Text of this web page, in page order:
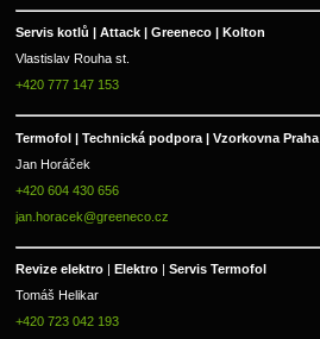
Servis kotlů | Attack | Greeneco | Kolton
Vlastislav Rouha st.
+420 777 147 153
Termofol | Technická podpora | Vzorkovna Praha
Jan Horáček
+420 604 430 656
jan.horacek@greeneco.cz
Revize elektro Elektro
Servis Termofol
Tomáš Helikar
+420 723 042 193